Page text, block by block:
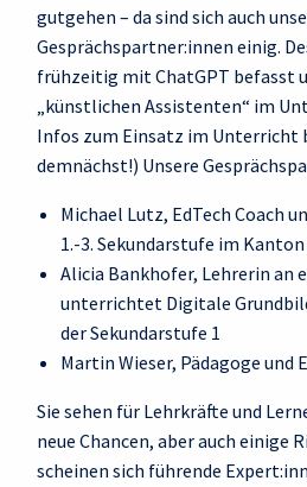
gutgehen – da sind sich auch
Gesprächspartner:innen einig.
frühzeitig mit ChatGPT befasst
„künstlichen Assistenten“ im
Infos zum Einsatz im Unterricht
demnächst!) Unsere
Michael Lutz, EdTech Coach
1.-3. Sekundarstufe im
Alicia Bankhofer, Lehrerin an
unterrichtet Digitale
der Sekundarstufe 1
Martin Wieser, Pädagoge und
Sie sehen für Lehrkräfte und
neue Chancen, aber auch einige
scheinen sich führende